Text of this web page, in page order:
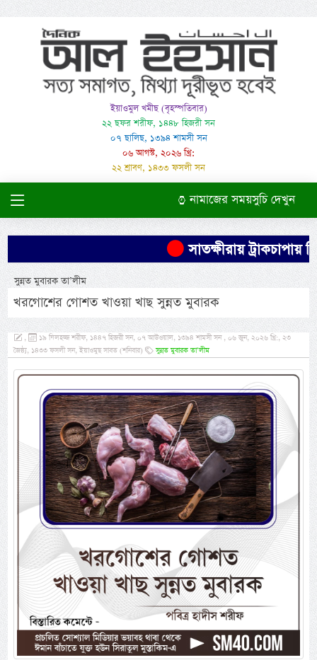
ইয়াওমুল খমীছ (বৃহস্পতিবার)
২২ ছফর শরীফ, ১৪৪৮ হিজরী সন
০৭ ছালিছ, ১৩৯৪ শামসী সন
০৬ আগস্ট, ২০২৬ খ্রি:
২২ শ্রাবণ, ১৪৩৩ ফসলী সন
নামাজের সময়সুচি দেখুন
সাতক্ষীরায় ট্রাকচাপায়
সুন্নত মুবারক তা’লীম
খরগোশের গোশত খাওয়া খাছ সুন্নত মুবারক
,
১৯ যিলহজ্জ শরীফ, ১৪৪৭ হিজরী সন, ০৭ আউওয়াল, ১৩৯৪ শামসী সন , ০৬ জুন, ২০২৬ খ্রি:, ২৩
জৈষ্ঠ্য, ১৪৩৩ ফসলী সন, ইয়াওমুছ সাবত (শনিবার)
সুন্নত মুবারক তা’লীম